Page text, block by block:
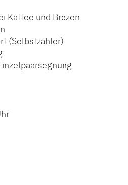
Kaffee und Brezen
(Selbstzahler)